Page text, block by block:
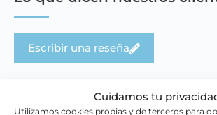
Cuidamos tu
Utilizamos cookies propias y de terceros para
g
i
n
u
a
l
s
Escribir una reseña